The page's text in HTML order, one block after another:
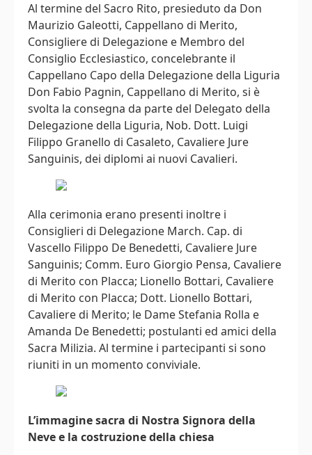
Al termine del Sacro Rito, presieduto da Don
Maurizio Galeotti, Cappellano di Merito,
Consigliere di Delegazione e Membro del
Consiglio Ecclesiastico, concelebrante il
Cappellano Capo della Delegazione della Liguria
Don Fabio Pagnin, Cappellano di Merito, si è
svolta la consegna da parte del Delegato della
Delegazione della Liguria, Nob. Dott. Luigi
Filippo Granello di Casaleto, Cavaliere Jure
Sanguinis, dei diplomi ai nuovi Cavalieri.
Alla cerimonia erano presenti inoltre i
Consiglieri di Delegazione March. Cap. di
Vascello Filippo De Benedetti, Cavaliere Jure
Sanguinis; Comm. Euro Giorgio Pensa, Cavaliere
di Merito con Placca; Lionello Bottari, Cavaliere
di Merito con Placca; Dott. Lionello Bottari,
Cavaliere di Merito; le Dame Stefania Rolla e
Amanda De Benedetti; postulanti ed amici della
Sacra Milizia. Al termine i partecipanti si sono
riuniti in un momento conviviale.
L’immagine sacra di Nostra Signora della
Neve e la costruzione della chiesa